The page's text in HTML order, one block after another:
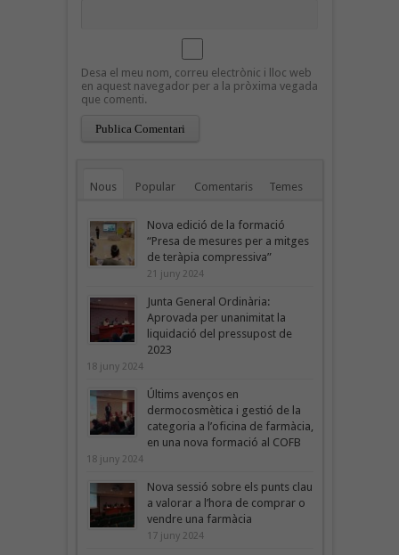
Desa el meu nom, correu electrònic i lloc web
en aquest navegador per a la pròxima vegada
que comenti.
Nous Popular Comentaris Temes
Nova edició de la formació
“Presa de mesures per a mitges
de teràpia compressiva”
21 juny 2024
Junta General Ordinària:
Aprovada per unanimitat la
liquidació del pressupost de
2023
18 juny 2024
Últims avenços en
dermocosmètica i gestió de la
categoria a l’oficina de farmàcia,
en una nova formació al COFB
18 juny 2024
Nova sessió sobre els punts clau
a valorar a l’hora de comprar o
vendre una farmàcia
17 juny 2024